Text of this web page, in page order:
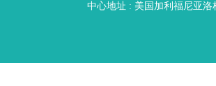
中心地址 : 美国加利福尼亚洛